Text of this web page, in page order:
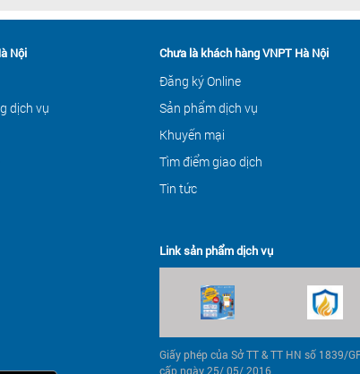
Nội
dịch vụ
Chưa là khách hàng VNPT Hà Nội
Đăng ký Online
Sản phẩm dịch vụ
Khuyến mại
Tìm điểm giao dịch
Tin tức
Link sản phẩm dịch vụ
Giấy phép của Sở TT & TT HN số 1839/
cấp ngày 25/ 05/ 2016